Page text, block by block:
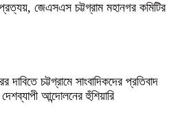
প্রত্যয়, জেএসএস চট্টগ্রাম মহানগর কমিটির
চট্টগ্রামে সাংবাদিকদের প্রতিবাদ
আন্দোলনের হুঁশিয়ারি